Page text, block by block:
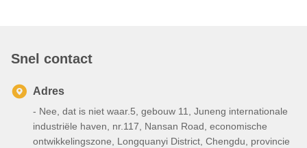
Snel contact
Adres
- Nee, dat is niet waar.5, gebouw 11, Juneng internationale
industriële haven, nr.117, Nansan Road, economische
ontwikkelingszone, Longquanyi District, Chengdu, provincie